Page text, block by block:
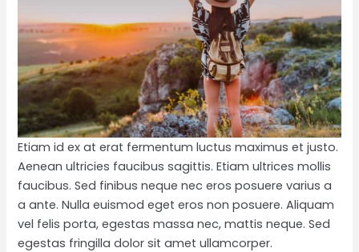
Etiam id ex at erat fermentum luctus maximus et justo.
Aenean ultricies faucibus sagittis. Etiam ultrices mollis
faucibus. Sed finibus neque nec eros posuere varius a
a ante. Nulla euismod eget eros non posuere. Aliquam
vel felis porta, egestas massa nec, mattis neque. Sed
egestas fringilla dolor sit amet ullamcorper.